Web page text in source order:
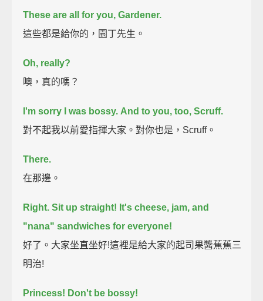
These are all for you, Gardener.
這些都是給你的，園丁先生。
Oh, really?
噢，真的嗎？
I'm sorry I was bossy. And to you, too, Scruff.
對不起我以前愛指揮大家。對你也是，Scruff。
There.
在那邊。
Right. Sit up straight! It's cheese, jam, and
"nana" sandwiches for everyone!
好了。大家坐直坐好!這裡是給大家的起司果醬蕉蕉三
明治!
Princess! Don't be bossy!